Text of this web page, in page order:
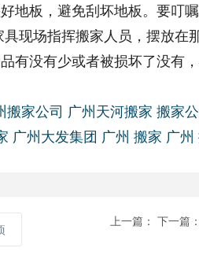
地板，避免刮坏地板。要叮
现场指挥搬家人员，摆放
有没有少或者被损坏了没有，
搬家公司 广州天河搬家 搬家
广州大发集团 广州 搬家 广州
上一篇： 下一篇：